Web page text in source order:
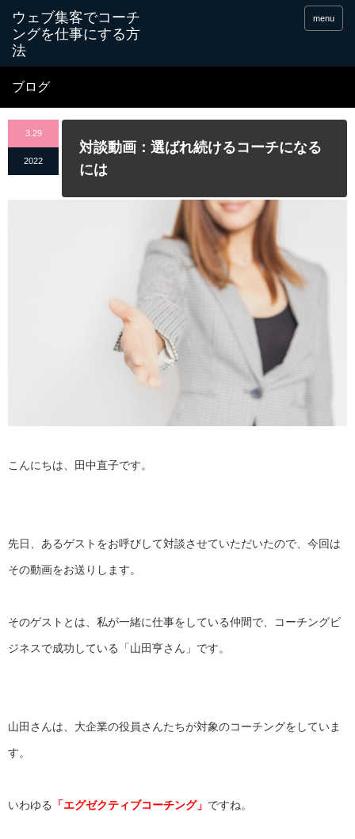
menu
ブログ
3.29
2022
対談動画：選ばれ続けるコーチになる
には
こんにちは、田中直子です。
先日、あるゲストをお呼びして対談させていただいたので、 今回は
その動画をお送りします。
そのゲストとは、私が一緒に仕事をしている仲間で、 コーチングビ
ジネスで成功している「山田亨さん」です。
山田さんは、 大企業の役員さんたちが対象のコーチングをしていま
す。
いわゆる 「エグゼクティブコーチング」 ですね。